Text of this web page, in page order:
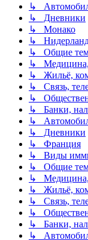
↳
↳ Дневники
↳ Монако
↳
↳ Общие
↳ Медицина,
↳ Жильё,
↳ Связь,
↳
↳ Банки,
↳
↳ Дневники
↳ Франция
↳ Виды
↳ Общие
↳ Медицина,
↳ Жильё,
↳ Связь,
↳
↳ Банки,
↳